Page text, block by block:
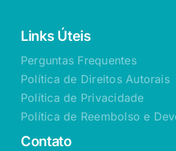
Links Úteis
Perguntas Frequentes
Política de Direitos Autorais
Política de Privacidade
Política de Reembolso e
Contato